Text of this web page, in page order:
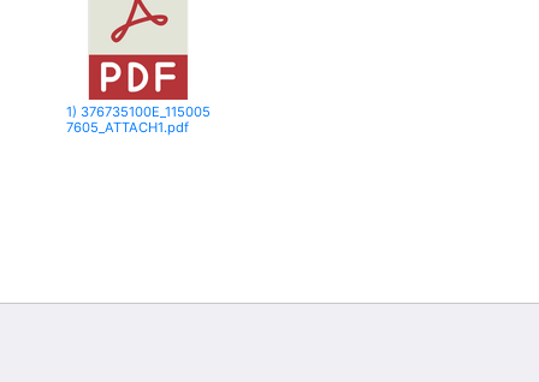
1) 376735100E_115005
7605_ATTACH1.pdf